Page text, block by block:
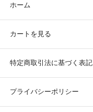
ホーム
カートを見る
特定商取引法に基づく表記
プライバシーポリシー